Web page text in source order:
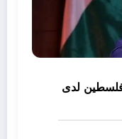
لدى